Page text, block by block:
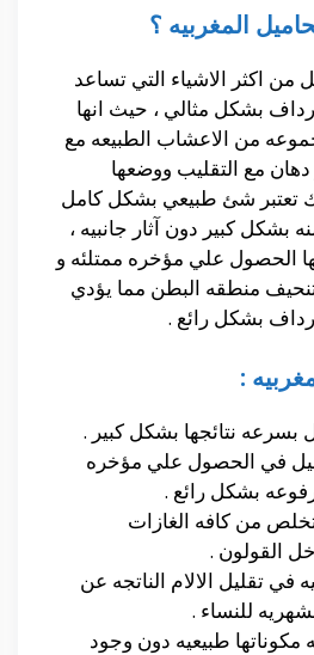
المغربيه ؟
من اكثر الاشياء التي تساعد
بشكل مثالي ، حيث انها
من الاعشاب الطبيعه مع
مع التقليب ووضعها
تعتبر شئ طبيعي بشكل كامل
بشكل كبير دون آثار جانبيه ،
الحصول علي مؤخره ممتلئه و
منطقه البطن مما يؤدي
بشكل رائع .
:
بسرعه نتائجها بشكل كبير .
في الحصول علي مؤخره
بشكل رائع .
من كافه الغازات
القولون .
في تقليل الالام الناتجه عن
للنساء .
مكوناتها طبيعيه دون وجود